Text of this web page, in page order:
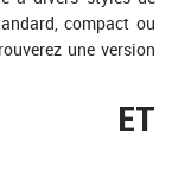
compact ou
une version
ET